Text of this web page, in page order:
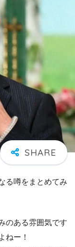
る噂をまとめてみ
のある雰囲気です
ねー！